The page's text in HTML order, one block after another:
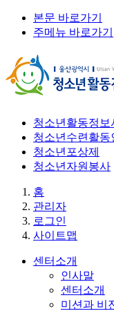
본문 바로가기
주메뉴 바로가기
청소년활동정보
청소년수련활동
청소년포상제
청소년자원봉사
홈
관리자
로그인
사이트맵
센터소개
인사말
센터소개
미션과 비